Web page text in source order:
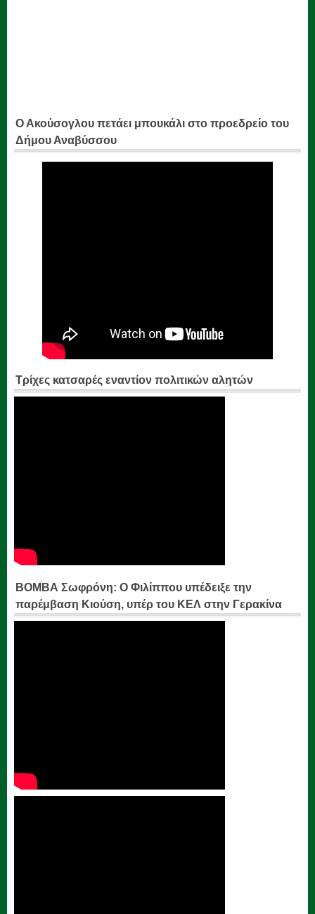
Ο Ακούσογλου πετάει μπουκάλι στο προεδρείο του
Δήμου Αναβύσσου
Τρίχες κατσαρές εναντίον πολιτικών αλητών
ΒΟΜΒΑ Σωφρόνη: Ο Φιλίππου υπέδειξε την
παρέμβαση Κιούση, υπέρ του ΚΕΛ στην Γερακίνα